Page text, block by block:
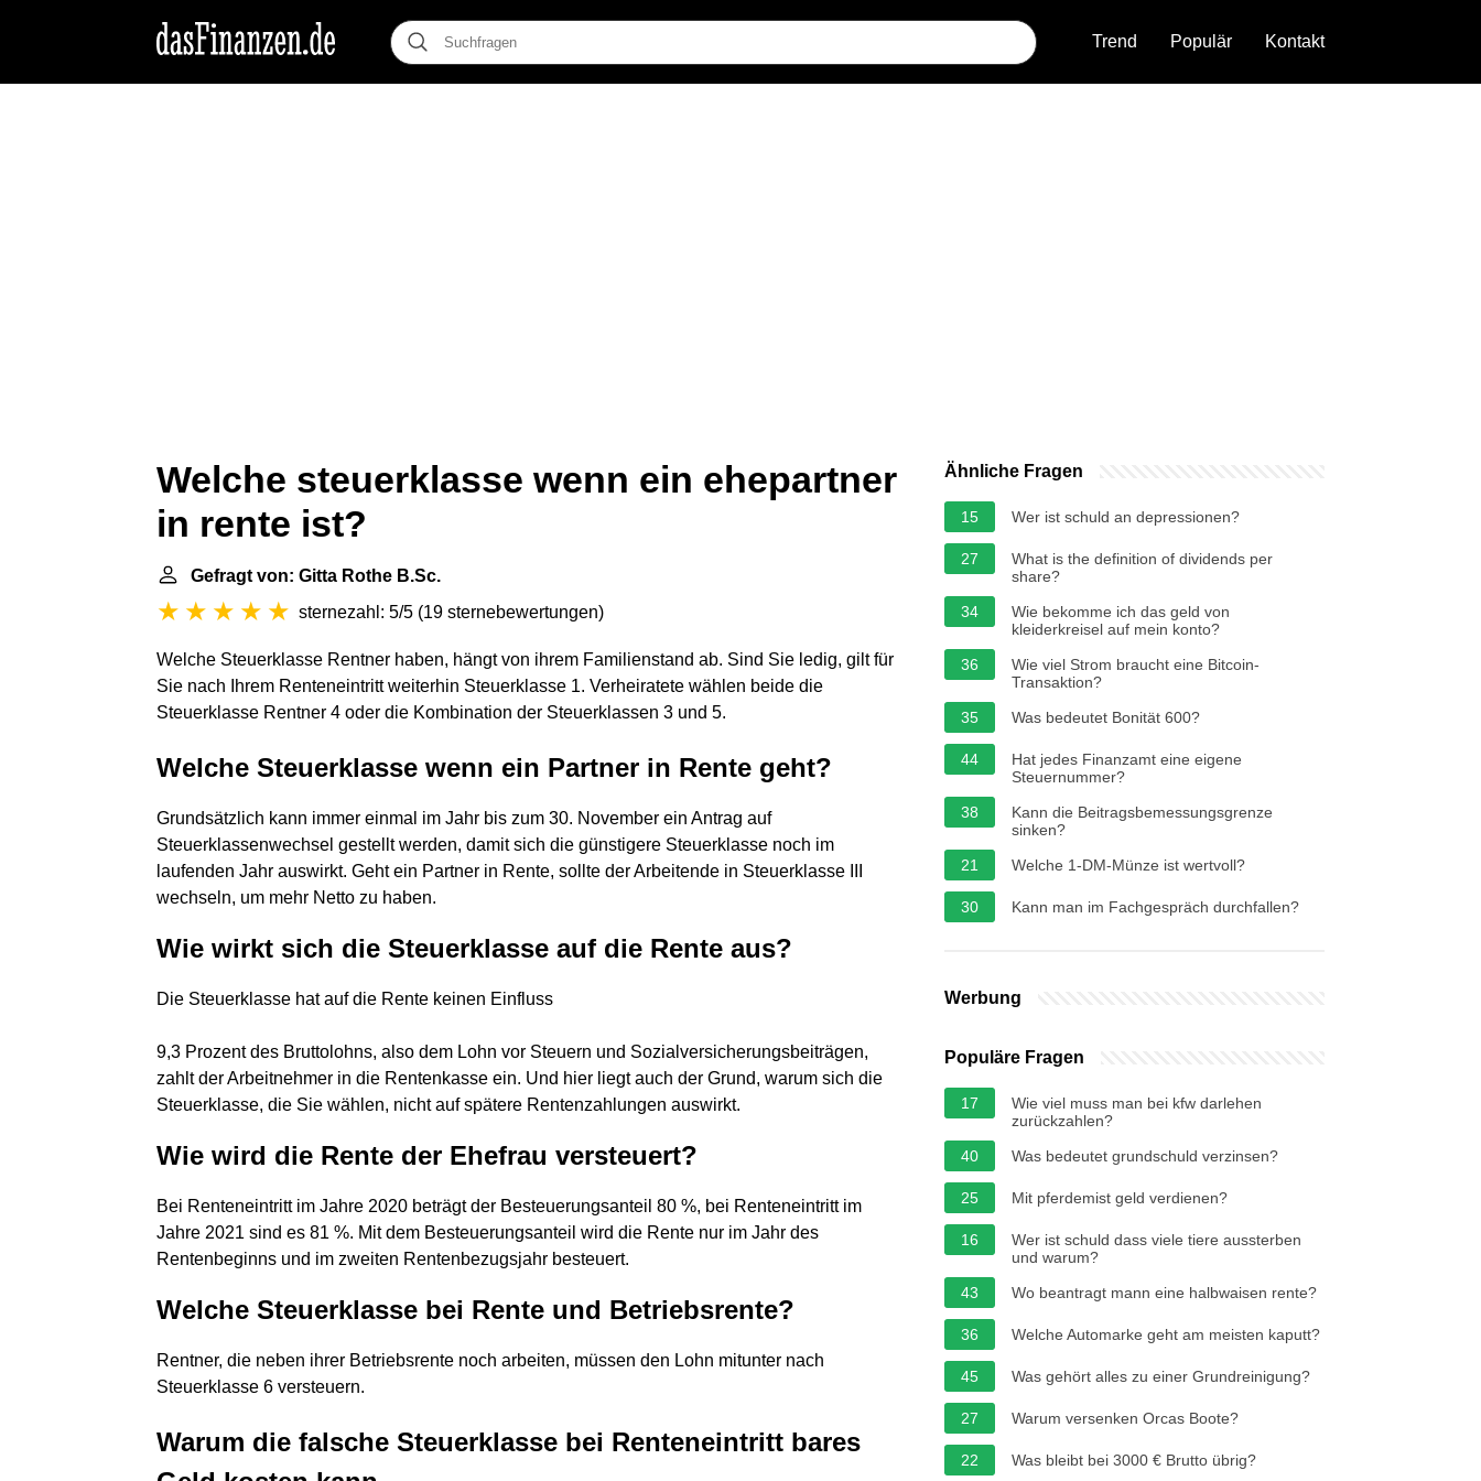
Trend Populär Kontakt
Welche steuerklasse wenn ein ehepartner
in rente ist?
Gefragt von: Gitta Rothe B.Sc.
sternezahl: 5/5 (19 sternebewertungen)
Welche Steuerklasse Rentner haben, hängt von ihrem Familienstand ab. Sind Sie ledig, gilt für
Sie nach Ihrem Renteneintritt weiterhin Steuerklasse 1. Verheiratete wählen beide die
Steuerklasse Rentner 4 oder die Kombination der Steuerklassen 3 und 5.
Welche Steuerklasse wenn ein Partner in Rente geht?
Grundsätzlich kann immer einmal im Jahr bis zum 30. November ein Antrag auf
Steuerklassenwechsel gestellt werden, damit sich die günstigere Steuerklasse noch im
laufenden Jahr auswirkt. Geht ein Partner in Rente, sollte der Arbeitende in Steuerklasse III
wechseln, um mehr Netto zu haben.
Wie wirkt sich die Steuerklasse auf die Rente aus?
Die Steuerklasse hat auf die Rente keinen Einfluss
9,3 Prozent des Bruttolohns, also dem Lohn vor Steuern und Sozialversicherungsbeiträgen,
zahlt der Arbeitnehmer in die Rentenkasse ein. Und hier liegt auch der Grund, warum sich die
Steuerklasse, die Sie wählen, nicht auf spätere Rentenzahlungen auswirkt.
Wie wird die Rente der Ehefrau versteuert?
Bei Renteneintritt im Jahre 2020 beträgt der Besteuerungsanteil 80 %, bei Renteneintritt im
Jahre 2021 sind es 81 %. Mit dem Besteuerungsanteil wird die Rente nur im Jahr des
Rentenbeginns und im zweiten Rentenbezugsjahr besteuert.
Welche Steuerklasse bei Rente und Betriebsrente?
Rentner, die neben ihrer Betriebsrente noch arbeiten, müssen den Lohn mitunter nach
Steuerklasse 6 versteuern.
Warum die falsche Steuerklasse bei Renteneintritt bares
Ähnliche Fragen
15 Wer ist schuld an depressionen?
27
What is the definition of dividends per
share?
34
Wie bekomme ich das geld von
kleiderkreisel auf mein konto?
36
Wie viel Strom braucht eine Bitcoin-
Transaktion?
35
Was bedeutet Bonität 600?
44
Hat jedes Finanzamt eine eigene
Steuernummer?
38
Kann die Beitragsbemessungsgrenze
sinken?
21
Welche 1-DM-Münze ist wertvoll?
30 Kann man im Fachgespräch durchfallen?
Werbung
Populäre Fragen
17
Wie viel muss man bei kfw darlehen
zurückzahlen?
40
Was bedeutet grundschuld verzinsen?
25 Mit pferdemist geld verdienen?
16
Wer ist schuld dass viele tiere aussterben
und warum?
43
Wo beantragt mann eine halbwaisen rente?
36 Welche Automarke geht am meisten kaputt?
45 Was gehört alles zu einer Grundreinigung?
27 Warum versenken Orcas Boote?
22 Was bleibt bei 3000 € Brutto übrig?